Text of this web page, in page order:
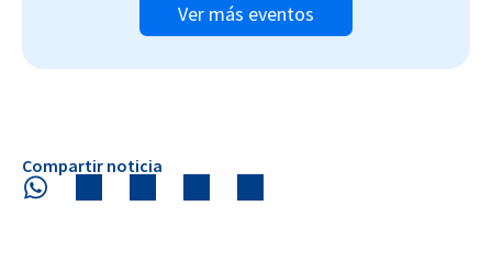
Ver más eventos
Compartir noticia